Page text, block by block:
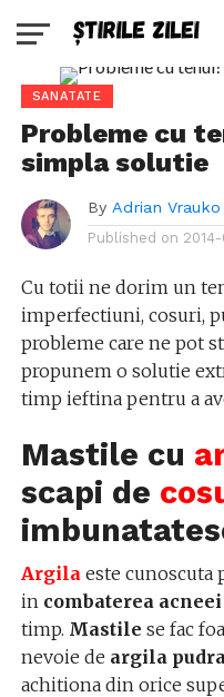
SANATATE
Probleme cu
simpla solutie
By Adrian Vrauko
Published on
Cu totii ne dorim un
imperfectiuni, cosuri,
probleme care ne pot
propunem o solutie
timp ieftina pentru a
Mastile cu
scapi de
Argilaeste cunoscuta
in combaterea acneei
timp. Mastile se fac
nevoie de argila
achitiona din orice